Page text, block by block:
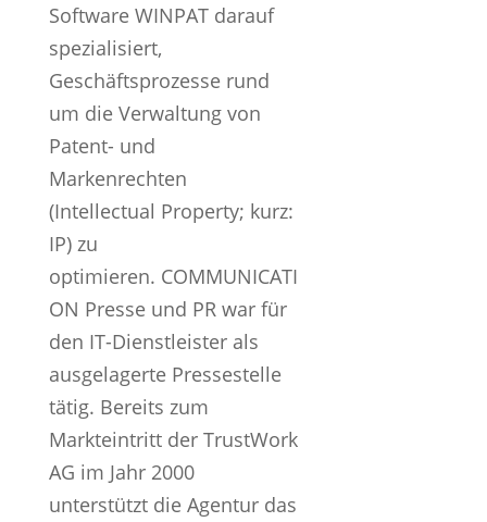
Software WINPAT darauf
spezialisiert,
Geschäftsprozesse rund
um die Verwaltung von
Patent- und
Markenrechten
(Intellectual Property; kurz:
IP) zu
optimieren. COMMUNICATI
ON Presse und PR war für
den IT-Dienstleister als
ausgelagerte Pressestelle
tätig. Bereits zum
Markteintritt der TrustWork
AG im Jahr 2000
unterstützt die Agentur das